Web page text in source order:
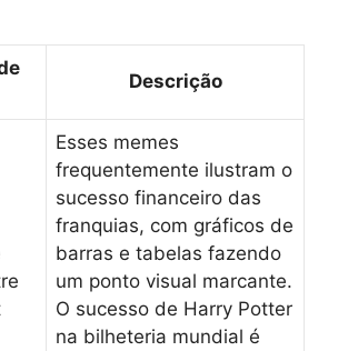
Descrição
Esses memes
frequentemente ilustram o
sucesso financeiro das
franquias, com gráficos de
barras e tabelas fazendo
um ponto visual marcante.
O sucesso de Harry Potter
na bilheteria mundial é